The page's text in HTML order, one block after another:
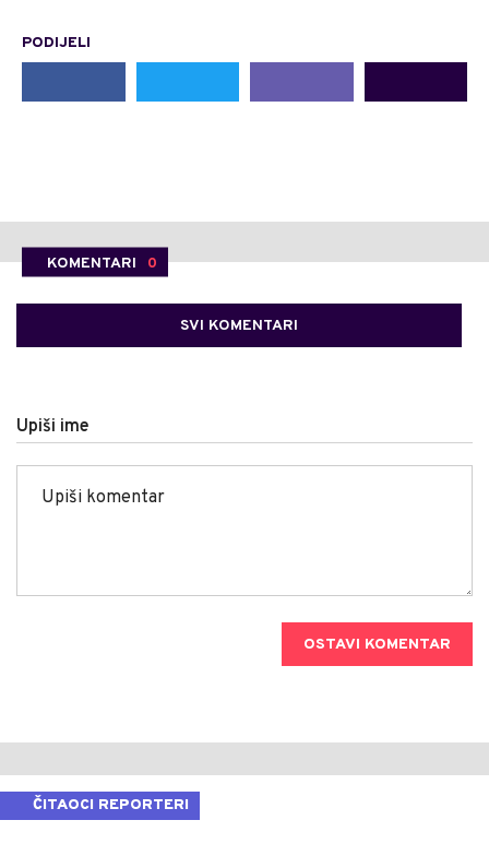
PODIJELI
KOMENTARI 0
SVI KOMENTARI
Upiši ime
OSTAVI KOMENTAR
ČITAOCI REPORTERI